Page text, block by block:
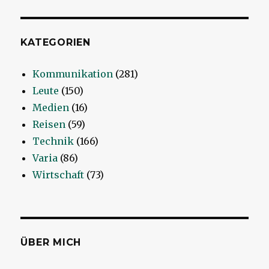
KATEGORIEN
Kommunikation (281)
Leute (150)
Medien (16)
Reisen (59)
Technik (166)
Varia (86)
Wirtschaft (73)
ÜBER MICH